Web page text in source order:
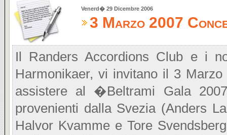
Venerd� 29 Dicembre 2006
3 Marzo 2007
Il Randers Accordions Club e i
Harmonikaer, vi invitano il 3
assistere al �Beltrami Gala
provenienti dalla Svezia (Anders
Halvor Kvamme e Tore